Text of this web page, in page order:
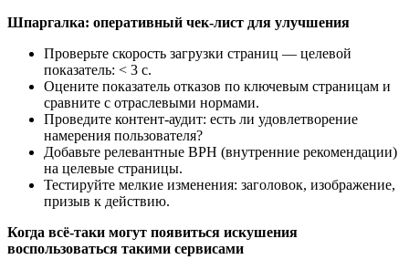
Шпаргалка: оперативный чек-лист для улучшения
Проверьте скорость загрузки страниц — целевой
показатель: < 3 с.
Оцените показатель отказов по ключевым страницам и
сравните с отраслевыми нормами.
Проведите контент-аудит: есть ли удовлетворение
намерения пользователя?
Добавьте релевантные ВРН (внутренние рекомендации)
на целевые страницы.
Тестируйте мелкие изменения: заголовок, изображение,
призыв к действию.
Когда всё-таки могут появиться искушения
воспользоваться такими сервисами